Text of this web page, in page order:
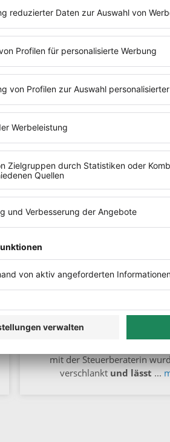
„Die GOBD-Konformität war für
ein ganz wichtiger Punkt,
Vorgaben ent- sprechen.
möchte ich natürlich so
Brigitta Ziegler
„Gerade die Möglichkeit, in
vorbereitet, alles läuft über
mit der Steuerberaterin
verschlankt und lässt ...